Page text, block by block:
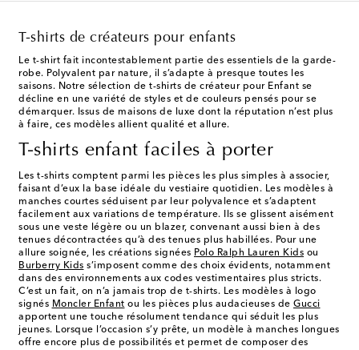
T-shirts de créateurs pour enfants
Le t-shirt fait incontestablement partie des essentiels de la garde-
robe. Polyvalent par nature, il s’adapte à presque toutes les
saisons. Notre sélection de t-shirts de créateur pour Enfant se
décline en une variété de styles et de couleurs pensés pour se
démarquer. Issus de maisons de luxe dont la réputation n’est plus
à faire, ces modèles allient qualité et allure.
T-shirts enfant faciles à porter
Les t-shirts comptent parmi les pièces les plus simples à associer,
faisant d’eux la base idéale du vestiaire quotidien. Les modèles à
manches courtes séduisent par leur polyvalence et s’adaptent
facilement aux variations de température. Ils se glissent aisément
sous une veste légère ou un blazer, convenant aussi bien à des
tenues décontractées qu’à des tenues plus habillées. Pour une
allure soignée, les créations signées Polo Ralph Lauren Kids ou
Burberry Kids s’imposent comme des choix évidents, notamment
dans des environnements aux codes vestimentaires plus stricts.
C’est un fait, on n’a jamais trop de t-shirts. Les modèles à logo
signés Moncler Enfant ou les pièces plus audacieuses de Gucci
apportent une touche résolument tendance qui séduit les plus
jeunes. Lorsque l’occasion s’y prête, un modèle à manches longues
offre encore plus de possibilités et permet de composer des